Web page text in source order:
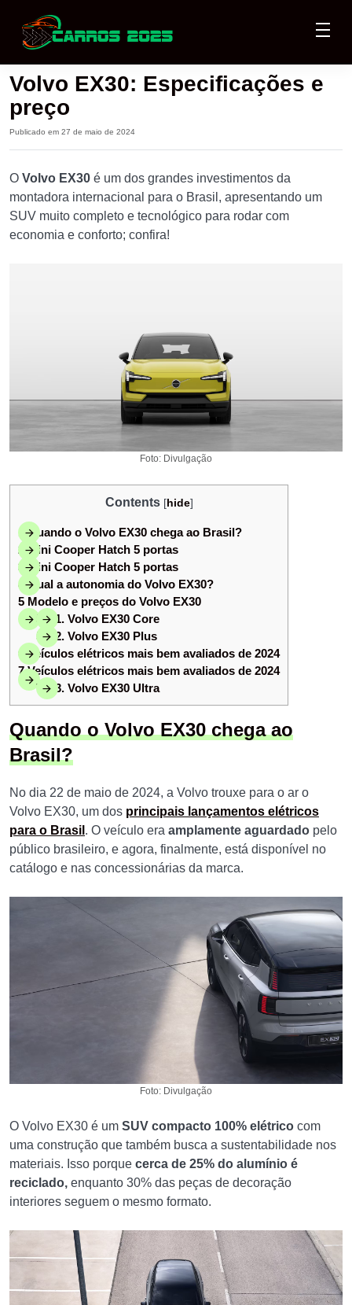
Volvo EX30: Especificações e
preço
Publicado em 27 de maio de 2024
O Volvo EX30 é um dos grandes investimentos da
montadora internacional para o Brasil, apresentando um
SUV muito completo e tecnológico para rodar com
economia e conforto; confira!
Foto: Divulgação
Contents [hide]
1 Quando o Volvo EX30 chega ao Brasil?
2 Mini Cooper Hatch 5 portas
3 Mini Cooper Hatch 5 portas
4 Qual a autonomia do Volvo EX30?
5 Modelo e preços do Volvo EX30
5.1 1. Volvo EX30 Core
5.2 2. Volvo EX30 Plus
6 Veículos elétricos mais bem avaliados de 2024
7Veículos elétricos mais bem avaliados de 2024
7.1 3. Volvo EX30 Ultra
Quando o Volvo EX30 chega ao
Brasil?
No dia 22 de maio de 2024, a Volvo trouxe para o ar o
Volvo EX30, um dos principais lançamentos elétricos
para o Brasil . O veículo era amplamente aguardado pelo
público brasileiro, e agora, finalmente, está disponível no
catálogo e nas concessionárias da marca.
Foto: Divulgação
O Volvo EX30 é um SUV compacto 100% elétrico com
uma construção que também busca a sustentabilidade nos
materiais. Isso porque cerca de 25% do alumínio é
reciclado, enquanto 30% das peças de decoração
interiores seguem o mesmo formato.